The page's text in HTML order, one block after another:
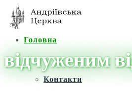
Головна
Контакти
відчуженим